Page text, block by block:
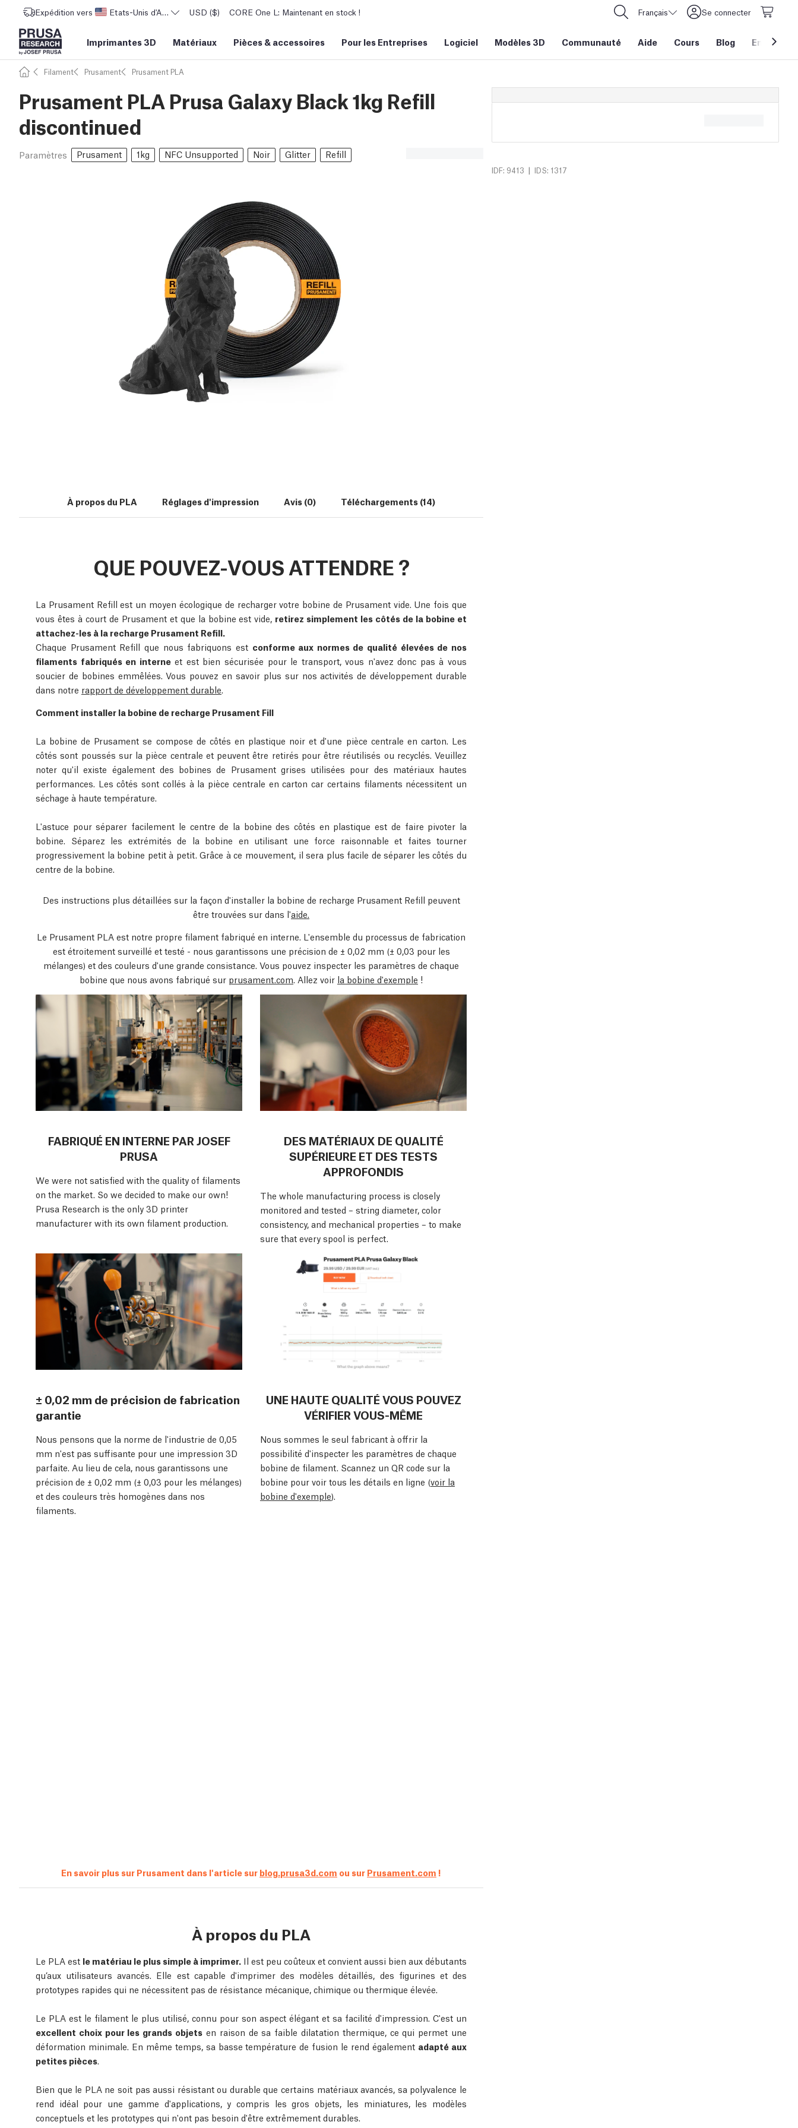
Expédition vers Etats-Unis d'AmériqueUSD ($) CORE One L: Maintenant en stock ! Français Se connecter
Imprimantes 3D Matériaux Pièces & accessoires Pour les Entreprises Logiciel Modèles 3D Communauté Aide Cours Blog Entreprise
Filament Prusament Prusament PLA
Prusament PLA Prusa Galaxy Black 1kg Refill
discontinued
Paramètres Prusament 1kg NFC Unsupported Noir Glitter Refill
IDF: 9413 | IDS: 1317
À propos du PLA Réglages d'impression Avis (0) Téléchargements (14)
QUE POUVEZ-VOUS ATTENDRE ?
La Prusament Refill est un moyen écologique de recharger votre bobine de Prusament vide. Une fois que
vous êtes à court de Prusament et que la bobine est vide, retirez simplement les côtés de la bobine et
attachez-les à la recharge Prusament Refill.
Chaque Prusament Refill que nous fabriquons est conforme aux normes de qualité élevées de nos
filaments fabriqués en interneet est bien sécurisée pour le transport, vous n'avez donc pas à vous
soucier de bobines emmêlées. Vous pouvez en savoir plus sur nos activités de développement durable
dans notre rapport de développement durable.
Comment installer la bobine de recharge Prusament Fill
La bobine de Prusament se compose de côtés en plastique noir et d'une pièce centrale en carton. Les
côtés sont poussés sur la pièce centrale et peuvent être retirés pour être réutilisés ou recyclés. Veuillez
noter qu'il existe également des bobines de Prusament grises utilisées pour des matériaux hautes
performances. Les côtés sont collés à la pièce centrale en carton car certains filaments nécessitent un
séchage à haute température.
L'astuce pour séparer facilement le centre de la bobine des côtés en plastique est de faire pivoter la
bobine. Séparez les extrémités de la bobine en utilisant une force raisonnable et faites tourner
progressivement la bobine petit à petit. Grâce à ce mouvement, il sera plus facile de séparer les côtés du
centre de la bobine.
Des instructions plus détaillées sur la façon d'installer la bobine de recharge Prusament Refill peuvent
être trouvées sur dans l'aide.
Le Prusament PLA est notre propre filament fabriqué en interne. L'ensemble du processus de fabrication
est étroitement surveillé et testé - nous garantissons une précision de ± 0,02 mm (± 0,03 pour les
mélanges) et des couleurs d'une grande consistance. Vous pouvez inspecter les paramètres de chaque
bobine que nous avons fabriqué sur prusament.com. Allez voir la bobine d'exemple !
FABRIQUÉ EN INTERNE PAR JOSEF
PRUSA
We were not satisfied with the quality of filaments
on the market. So we decided to make our own!
Prusa Research is the only 3D printer
manufacturer with its own filament production.
DES MATÉRIAUX DE QUALITÉ
SUPÉRIEURE ET DES TESTS
APPROFONDIS
The whole manufacturing process is closely
monitored and tested – string diameter, color
consistency, and mechanical properties – to make
sure that every spool is perfect.
± 0,02 mm de précision de fabrication
garantie
Nous pensons que la norme de l'industrie de 0,05
mm n'est pas suffisante pour une impression 3D
parfaite. Au lieu de cela, nous garantissons une
précision de ± 0,02 mm (± 0,03 pour les mélanges)
et des couleurs très homogènes dans nos
filaments.
UNE HAUTE QUALITÉ VOUS POUVEZ
VÉRIFIER VOUS-MÊME
Nous sommes le seul fabricant à offrir la
possibilité d'inspecter les paramètres de chaque
bobine de filament. Scannez un QR code sur la
bobine pour voir tous les détails en ligne (voir la
bobine d'exemple).
En savoir plus sur Prusament dans l'article sur blog.prusa3d.com ou sur Prusament.com !
À propos du PLA
Le PLA est le matériau le plus simple à imprimer. Il est peu coûteux et convient aussi bien aux débutants
qu’aux utilisateurs avancés. Elle est capable d'imprimer des modèles détaillés, des figurines et des
prototypes rapides qui ne nécessitent pas de résistance mécanique, chimique ou thermique élevée.
Le PLA est le filament le plus utilisé, connu pour son aspect élégant et sa facilité d'impression. C'est un
excellent choix pour les grands objets en raison de sa faible dilatation thermique, ce qui permet une
déformation minimale. En même temps, sa basse température de fusion le rend également adapté aux
petites pièces
Bien que le PLA ne soit pas aussi résistant ou durable que certains matériaux avancés, sa polyvalence le
rend idéal pour une gamme d'applications, y compris les gros objets, les miniatures, les modèles
conceptuels et les prototypes qui n'ont pas besoin d'être extrêmement durables.